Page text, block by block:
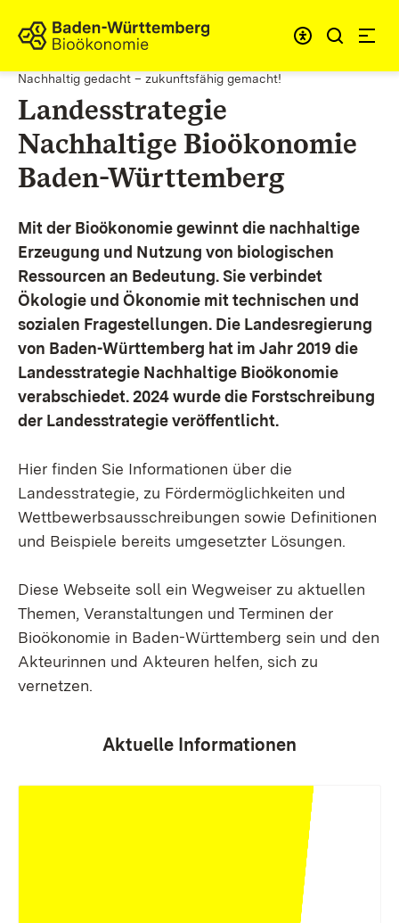
Zum Inhalt springen
Link zur Startseite
Nachhaltig gedacht – zukunftsfähig gemacht!
Landesstrategie
Nachhaltige Bioökonomie
Baden-Württemberg
Mit der Bioökonomie gewinnt die nachhaltige
Erzeugung und Nutzung von biologischen
Ressourcen an Bedeutung. Sie verbindet
Ökologie und Ökonomie mit technischen und
sozialen Fragestellungen. Die Landesregierung
von Baden-Württemberg hat im Jahr 2019 die
Landesstrategie Nachhaltige Bioökonomie
verabschiedet. 2024 wurde die Forstschreibung
der Landesstrategie veröffentlicht.
Hier finden Sie Informationen über die
Landesstrategie, zu Fördermöglichkeiten und
Wettbewerbsausschreibungen sowie Definitionen
und Beispiele bereits umgesetzter Lösungen.
Diese Webseite soll ein Wegweiser zu aktuellen
Themen, Veranstaltungen und Terminen der
Bioökonomie in Baden-Württemberg sein und den
Akteurinnen und Akteuren helfen, sich zu
vernetzen.
Aktuelle Informationen